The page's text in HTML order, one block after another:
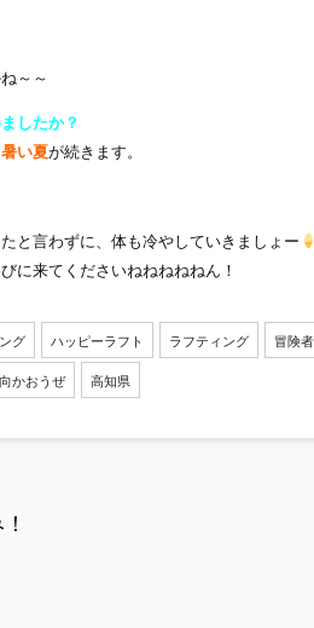
～～
したか？
暑い夏が続きます。
と言わずに、体も冷やしていきましょー
に来てくださいねねねねねん！
グ ハッピーラフト ラフティング 冒険
かおうぜ 高知県